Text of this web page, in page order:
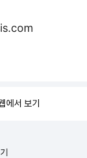
에서 보기